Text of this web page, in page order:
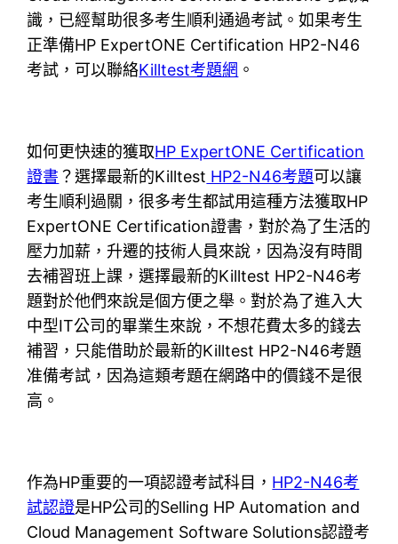
識，已經幫助很多考生順利通過考試。如果考生
正準備HP ExpertONE Certification HP2-N46
考試，可以聯絡Killtest考題網 。
如何更快速的獲取HP ExpertONE Certification
證書 ？選擇最新的Killtest HP2-N46考題可以讓
考生順利過關，很多考生都試用這種方法獲取HP
ExpertONE Certification證書，對於為了生活的
壓力加薪，升遷的技術人員來說，因為沒有時間
去補習班上課，選擇最新的Killtest HP2-N46考
題對於他們來說是個方便之舉。對於為了進入大
中型IT公司的畢業生來說，不想花費太多的錢去
補習，只能借助於最新的Killtest HP2-N46考題
准備考試，因為這類考題在網路中的價錢不是很
高。
作為HP重要的一項認證考試科目， HP2-N46考
試認證是HP公司的Selling HP Automation and
Cloud Management Software Solutions認證考